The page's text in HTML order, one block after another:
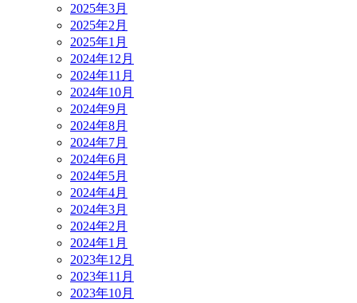
2025年3月
2025年2月
2025年1月
2024年12月
2024年11月
2024年10月
2024年9月
2024年8月
2024年7月
2024年6月
2024年5月
2024年4月
2024年3月
2024年2月
2024年1月
2023年12月
2023年11月
2023年10月